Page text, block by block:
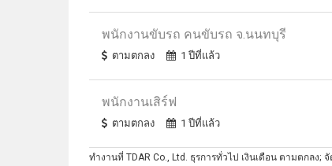
พนักงานขับรถ คนขับรถ จ.นนทบุรี
ตามตกลง
1 ปีที่แล้ว
พนักงานเสิร์ฟ
ตามตกลง
1 ปีที่แล้ว
ทำงานที่ TDAR Co., Ltd. ธุรการทั่วไป เงินเดือน ตามตกล